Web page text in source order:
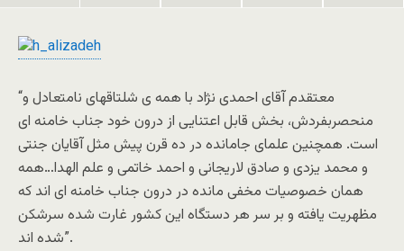
“معتقدم آقای احمدی نژاد با همه ی شلتاقهای نامتعادل و
منحصربفردش، بخش قابل اعتنایی از درون خود جناب خامنه ای
است. همچنین علمای جامانده در ده قرن پیش مثل آقایان جنتی
و محمد یزدی و صادق لاریجانی و احمد خاتمی و علم الهدا…همه
همان خصوصیات مخفی مانده در درون جناب خامنه ای اند که
مظهریت یافته و بر سر هر دستگاه این کشور غارت شده سرشکن
شده اند”.